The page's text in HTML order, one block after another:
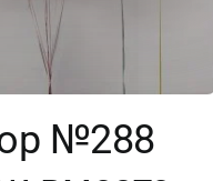
№288